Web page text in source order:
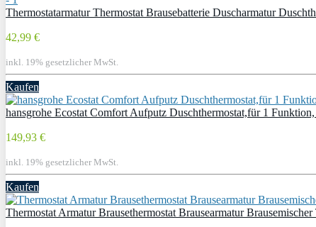
Thermostatarmatur Thermostat Brausebatterie Duscharmatur
42,99 €
inkl. 19% gesetzlicher MwSt.
Kaufen
hansgrohe Ecostat Comfort Aufputz Duschthermostat,für 1
149,93 €
inkl. 19% gesetzlicher MwSt.
Kaufen
Thermostat Armatur Brausethermostat Brausearmatur